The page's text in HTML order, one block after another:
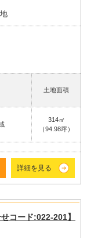
土地面積
314㎡
（94.98坪）
詳細を見る
ード:022-201】